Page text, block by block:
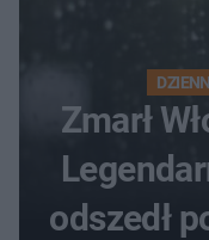
Zmarł
odszedł